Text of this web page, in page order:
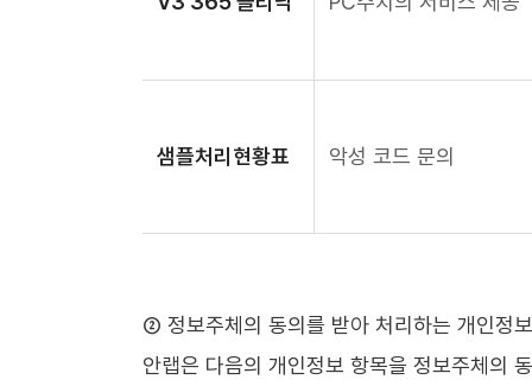
샘플처리현황표 악성 코드 문의
② 정보주체의 동의를 받아 처리하는 개인정
안랩은 다음의 개인정보 항목을 정보주체의